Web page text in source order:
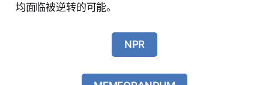
均面临被逆转的可能。
NPR